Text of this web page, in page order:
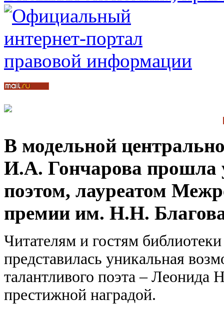
В модельной
И.А. Гончарова прошла
поэтом, лауреатом
премии им. Н.Н.
Читателям и гостям
представилась уникальная
талантливого поэта – Леонида
престижной наградой.